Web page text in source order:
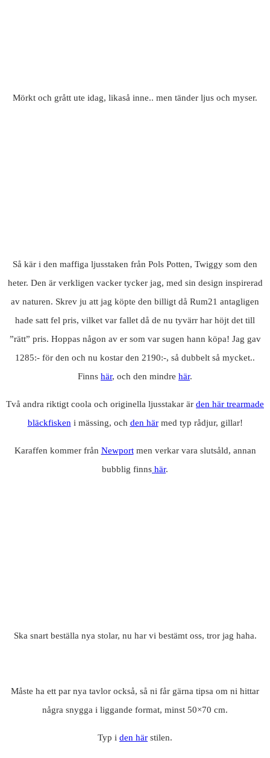
Mörkt och grått ute idag, likaså inne.. men tänder ljus och myser.
Så kär i den maffiga ljusstaken från Pols Potten, Twiggy som den
heter. Den är verkligen vacker tycker jag, med sin design inspirerad
av naturen. Skrev ju att jag köpte den billigt då Rum21 antagligen
hade satt fel pris, vilket var fallet då de nu tyvärr har höjt det till
”rätt” pris. Hoppas någon av er som var sugen hann köpa! Jag gav
1285:- för den och nu kostar den 2190:-, så dubbelt så mycket..
Finns här, och den mindre här.
Två andra riktigt coola och originella ljusstakar är den här trearmade
bläckfiskeni mässing, och den härmed typ rådjur, gillar!
Karaffen kommer från Newportmen verkar vara slutsåld, annan
bubblig finns här.
Ska snart beställa nya stolar, nu har vi bestämt oss, tror jag haha.
Måste ha ett par nya tavlor också, så ni får gärna tipsa om ni hittar
några snygga i liggande format, minst 50×70 cm.
Typ i den här stilen.